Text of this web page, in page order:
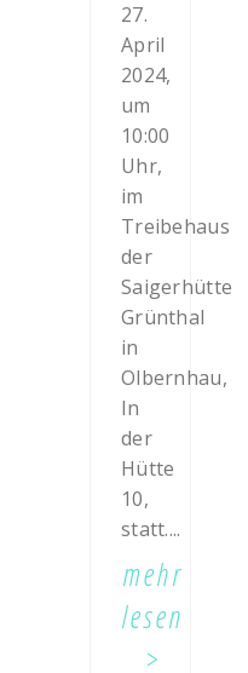
27.
April
2024,
um
10:00
Uhr,
im
Treibehaus
der
Saigerhütte
Grünthal
in
Olbernhau,
In
der
Hütte
10,
statt....
mehr
lesen